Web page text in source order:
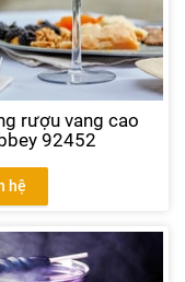
rượu vang cao
92452
hệ